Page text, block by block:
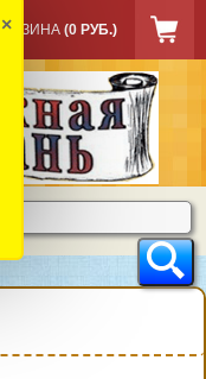
КОРЗИНА (0 РУБ.)
×